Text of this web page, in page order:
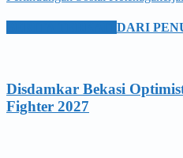
DARI
Disdamkar Bekasi
Fighter 2027